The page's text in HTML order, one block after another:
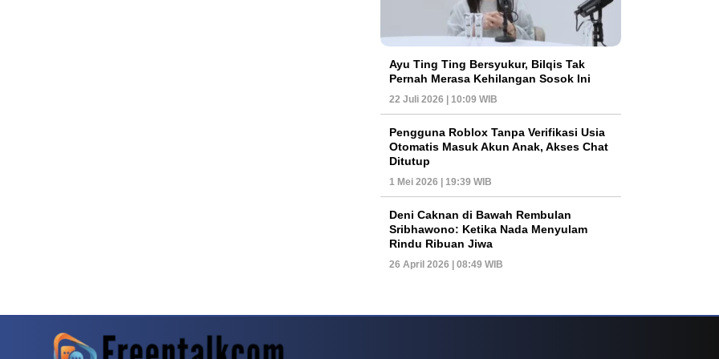
Ayu Ting Ting Bersyukur, Bilqis Tak
Pernah Merasa Kehilangan Sosok Ini
22 Juli 2026 | 10:09 WIB
Pengguna Roblox Tanpa Verifikasi Usia
Otomatis Masuk Akun Anak, Akses Chat
Ditutup
1 Mei 2026 | 19:39 WIB
Deni Caknan di Bawah Rembulan
Sribhawono: Ketika Nada Menyulam
Rindu Ribuan Jiwa
26 April 2026 | 08:49 WIB